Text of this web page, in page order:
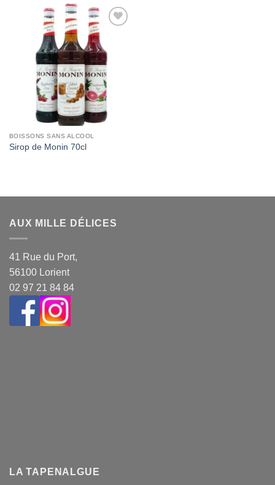
Wishlist
BOISSONS SANS ALCOOL
Sirop de Monin 70cl
AUX MILLE DÉLICES
41 Rue du Port,
56100 Lorient
02 97 21 84 84
LA TAPENALGUE